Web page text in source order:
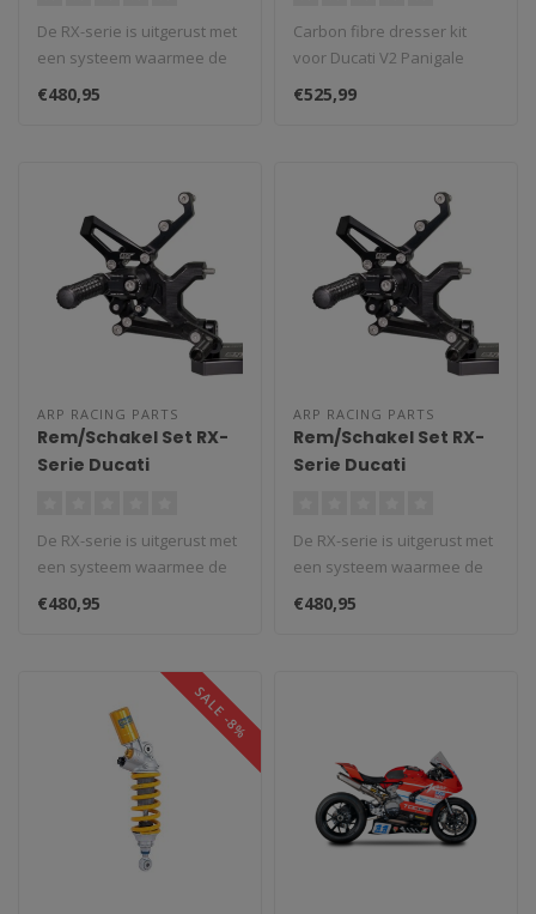
De RX-serie is uitgerust met
een systeem waarmee de
voetsteun in één van de ze..
€480,95
Carbon fibre dresser kit
voor Ducati V2 Panigale
OEM dempers...
€525,99
ARP RACING PARTS
Rem/Schakel Set RX-
Serie Ducati
De RX-serie is uitgerust met
een systeem waarmee de
voetsteun in één van de ze..
€480,95
ARP RACING PARTS
Rem/Schakel Set RX-
Serie Ducati
De RX-serie is uitgerust met
een systeem waarmee de
voetsteun in één van de ze..
€480,95
SALE -8%